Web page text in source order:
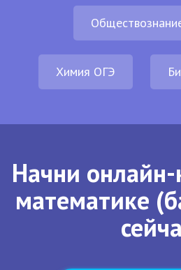
Химия ОГЭ
Начни онлайн-
математике